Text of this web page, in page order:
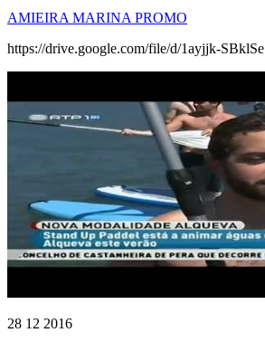
AMIEIRA MARINA PROMO
https://drive.google.com/file/d/1ayjjk-SBklSe
28 12 2016